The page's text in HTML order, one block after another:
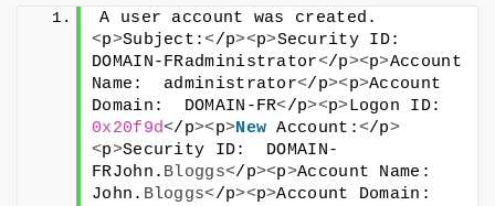
A user account was created.
<p>Subject:</p><p>Security ID:
DOMAIN-FRadministrator</p><p>Account
Name:  administrator</p><p>Account
Domain:  DOMAIN-FR</p><p>
0x20f9d</p><p>New Account:</p>
<p>Security ID:  DOMAIN-
FRJohn. Bloggs</p><p>Account Name:
John. Bloggs</p><p>Account Domain: